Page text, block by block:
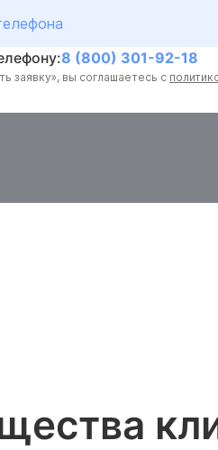
8 (800) 301-92-18
заявку», вы соглашаетесь с